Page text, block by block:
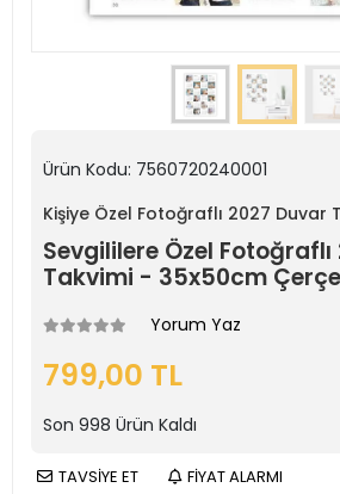
Ürün Kodu: 7560720240001
Kişiye Özel Fotoğraflı 2027 Duvar
Sevgililere Özel Fotoğraflı
Takvimi - 35x50cm
Yorum Yaz
799,00 TL
Son 998 Ürün Kaldı
TAVSİYE ET FİYAT ALARMI